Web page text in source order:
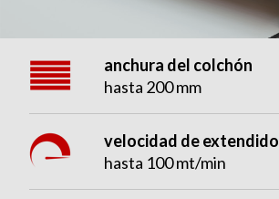
anchura del colchón
hasta 200 mm
velocidad de extendido
hasta 100 mt/min